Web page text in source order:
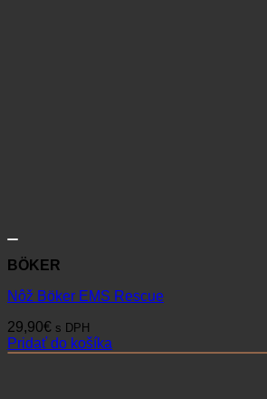
BÖKER
Nôž Böker EMS Rescue
29,90€ s DPH
Pridať do košíka